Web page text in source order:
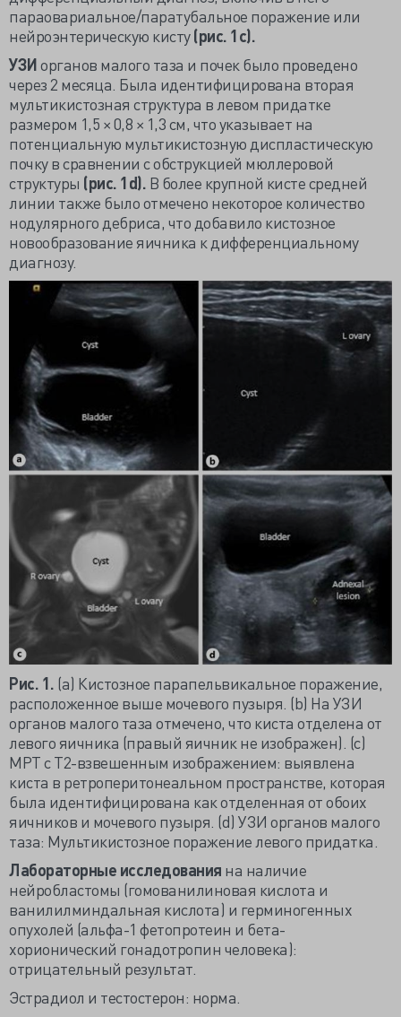
параовариальное/паратубальное поражение или
нейроэнтерическую кисту(рис. 1​с).
УЗИорганов малого таза и почек было проведено
через 2 месяца. Была идентифицирована вторая
мультикистозная структура в левом придатке
размером 1,5 × 0,8 × 1,3 см, что указывает на
потенциальную мультикистозную диспластическую
почку в сравнении с обструкцией мюллеровой
структуры (рис. 1d). В более крупной кисте средней
линии также было отмечено некоторое количество
нодулярного дебриса, что добавило кистозное
новообразование яичника к дифференциальному
диагнозу.
Рис. 1. (а) Кистозное парапельвикальное поражение,
расположенное выше мочевого пузыря. (b) На УЗИ
органов малого таза отмечено, что киста отделена от
левого яичника (правый яичник не изображен). (c)
МРТ с Т2-взвешенным изображением: выявлена
киста в ретроперитонеальном пространстве, которая
была идентифицирована как отделенная от обоих
яичников и мочевого пузыря. (d) УЗИ органов малого
таза: Мультикистозное поражение левого придатка.
Лабораторные исследования на наличие
нейробластомы (гомованилиновая кислота и
ванилилминдальная кислота) и герминогенных
опухолей (альфа-1 фетопротеин и бета-
хорионический гонадотропин человека):
отрицательный результат.
Эстрадиол и тестостерон: норма.